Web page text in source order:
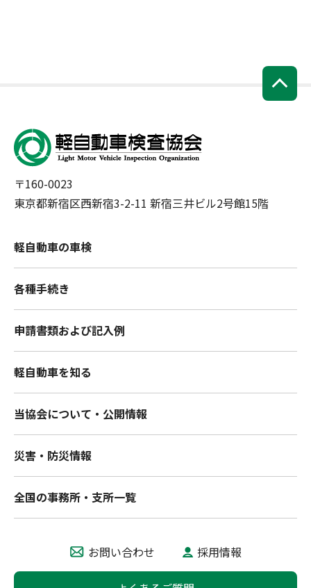
〒160-0023
東京都新宿区西新宿3-2-11 新宿三井ビル2号館15階
軽自動車の車検
各種手続き
申請書類および記入例
軽自動車を知る
当協会について・公開情報
災害・防災情報
全国の事務所・支所一覧
お問い合わせ 採用情報